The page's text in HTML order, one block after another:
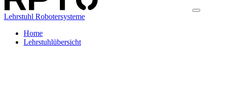
Lehrstuhl Robotersysteme
Home
Lehrstuhlübersicht